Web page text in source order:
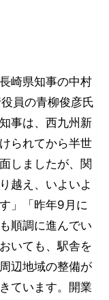
崎県知事の中村
員の青柳俊彦氏
事は、西九州新
られてから半世
しましたが、関
越え、いよいよ
」「昨年9月に
順調に進んでい
いても、駅舎を
辺地域の整備が
ています。開業